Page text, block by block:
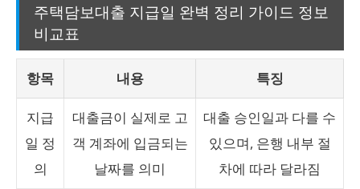
주택담보대출 지급일 완벽 정리 가이드 정보
비교표
항목 내용 특징
지급
일 정
의
대출금이 실제로 고
객 계좌에 입금되는
날짜를 의미
대출 승인일과 다를 수
있으며, 은행 내부 절
차에 따라 달라짐